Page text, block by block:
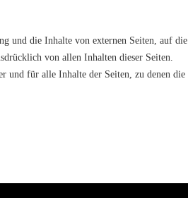
und die Inhalte von externen Seiten, auf die
von allen Inhalten dieser Seiten.
und für alle Inhalte der Seiten, zu denen die